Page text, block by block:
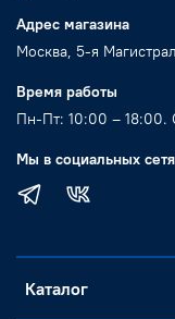
Адрес магазина
Москва, 5-я
Время работы
Пн-Пт: 10:00 – 18:00.
Мы в социальных
Каталог